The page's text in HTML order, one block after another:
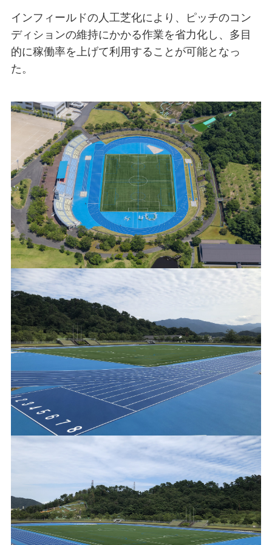
インフィールドの人工芝化により、ピッチのコン
ディションの維持にかかる作業を省力化し、多目
的に稼働率を上げて利用することが可能となっ
た。